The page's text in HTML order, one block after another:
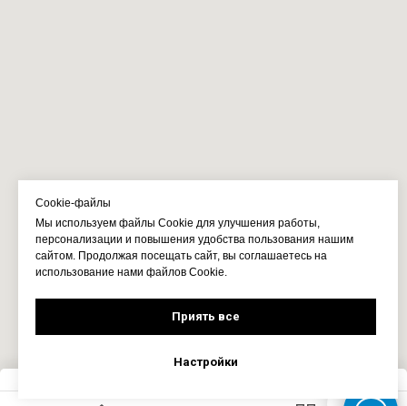
Cookie-файлы
Мы используем файлы Cookie для улучшения работы,
персонализации и повышения удобства пользования нашим
сайтом. Продолжая посещать сайт, вы соглашаетесь на
использование нами файлов Cookie.
Приять все
Настройки